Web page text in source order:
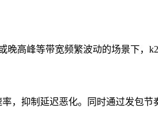
高峰等带宽频繁波动的场景下，
，抑制延迟恶化。同时通过发包